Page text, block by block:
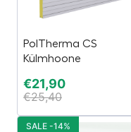
PolTherma CS
Külmhoone
€21,90
€25,40
SALE -14%